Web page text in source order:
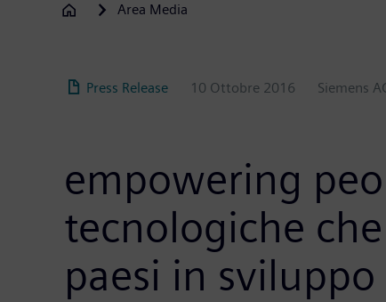
Area Media
Press Release 10 Ottobre 2016 Siemens
empowering
tecnologiche
paesi in sviluppo